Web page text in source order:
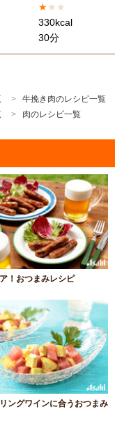
★★ ★
330kcal
30分
牛挽き肉のレシピ一覧
肉のレシピ一覧
！おつまみレシピ
ングワインに合うおつまみ